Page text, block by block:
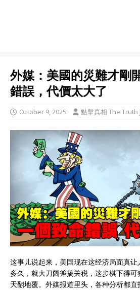
外媒：美國的災難才剛
錯誤，代價太大了
October 9, 2025 點擊真相 The Truth
这事儿说起来，美国现在这经济局面真
多久，就大刀阔斧搞关税，这步棋下得
天翻地覆。外媒报道里头，各种分析都直